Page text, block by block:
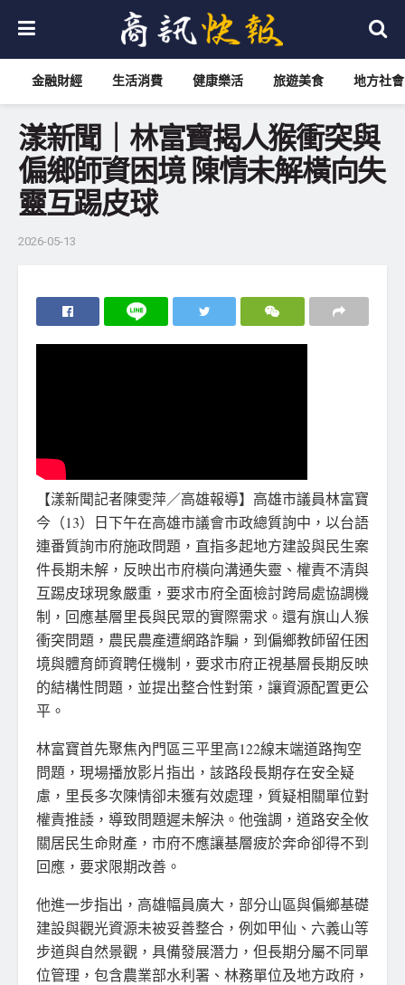
金融財經 生活消費 健康樂活 旅遊美食 地方社會
漾新聞｜林富寶揭人猴衝突與
偏鄉師資困境 陳情未解橫向失
靈互踢皮球
2026-05-13
【漾新聞記者陳雯萍／高雄報導】高雄市議員林富寶
今（13）日下午在高雄市議會市政總質詢中，以台語
連番質詢市府施政問題，直指多起地方建設與民生案
件長期未解，反映出市府橫向溝通失靈、權責不清與
互踢皮球現象嚴重，要求市府全面檢討跨局處協調機
制，回應基層里長與民眾的實際需求。還有旗山人猴
衝突問題，農民農產遭網路詐騙，到偏鄉教師留任困
境與體育師資聘任機制，要求市府正視基層長期反映
的結構性問題，並提出整合性對策，讓資源配置更公
平。
林富寶首先聚焦內門區三平里高122線末端道路掏空
問題，現場播放影片指出，該路段長期存在安全疑
慮，里長多次陳情卻未獲有效處理，質疑相關單位對
權責推諉，導致問題遲未解決。他強調，道路安全攸
關居民生命財產，市府不應讓基層疲於奔命卻得不到
回應，要求限期改善。
他進一步指出，高雄幅員廣大，部分山區與偏鄉基礎
建設與觀光資源未被妥善整合，例如甲仙、六義山等
步道與自然景觀，具備發展潛力，但長期分屬不同單
位管理，包含農業部水利署、林務單位及地方政府，